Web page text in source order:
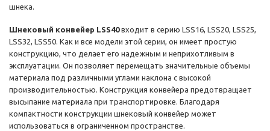
шнека.
Шнековый конвейер LSS40входит в серию LSS16, LSS20, LSS25,
LSS32, LSS50. Как и все модели этой серии, он имеет простую
конструкцию, что делает его надежным и неприхотливым в
эксплуатации. Он позволяет перемещать значительные объемы
материала под различными углами наклона с высокой
производительностью. Конструкция конвейера предотвращает
высыпание материала при транспортировке. Благодаря
компактности конструкции шнековый конвейер может
использоваться в ограниченном пространстве.